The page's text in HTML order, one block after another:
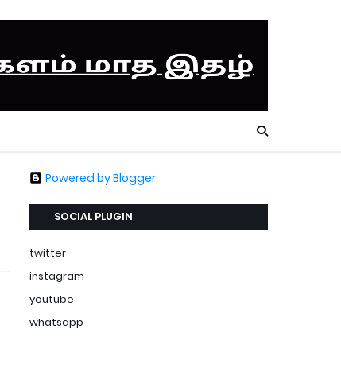
Powered by Blogger
SOCIAL PLUGIN
twitter
instagram
youtube
whatsapp